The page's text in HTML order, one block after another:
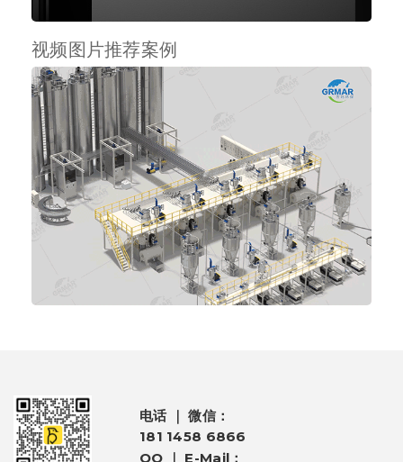
视频图片推荐案例
电话 ｜ 微信：
181 1458 6866
QQ ｜ E-Mail：